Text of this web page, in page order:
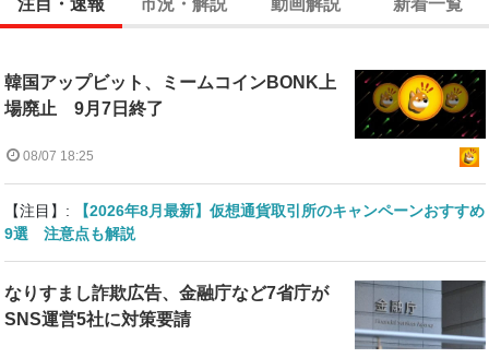
韓国アップビット、ミームコインBONK上
場廃止 9月7日終了
08/07 18:25
【注目】:
【2026年8月最新】仮想通貨取引所のキャンペーンおすすめ
9選 注意点も解説
なりすまし詐欺広告、金融庁など7省庁が
SNS運営5社に対策要請